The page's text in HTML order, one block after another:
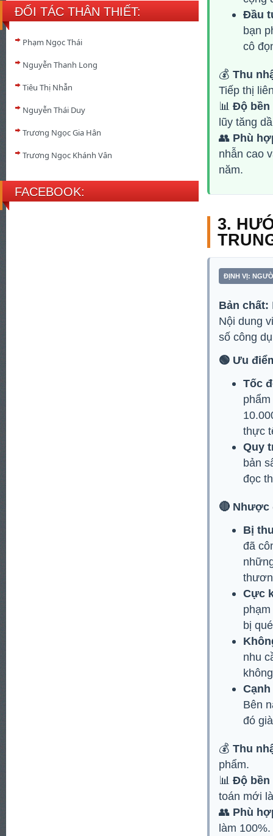
ĐỐI TÁC THÂN THIẾT:
Phạm Ngọc Thái
Nguyễn Thanh Long
Tiêu Thị Nhẫn
Nguyễn Thái Duy
Trương Ngọc Gia Hân
Trương Ngọc Khánh Vân
FACEBOOK:
Đầu
bạn
cô
💰 Thu
Tiếp thị
📊 Độ
lũy tăng
👥 Phù
nhẫn cao
năm.
3.
ĐỊNH VỊ:
Bản chất:
Nội dung
số công
🟢 Ưu
Tốc
thực
Quy
bản
đọc
🔴 Nhược
Bị
đã
Cực
bị
nhu
Bên
đó
💰 Thu
phẩm.
📊 Độ
toán mới
👥 Phù
làm